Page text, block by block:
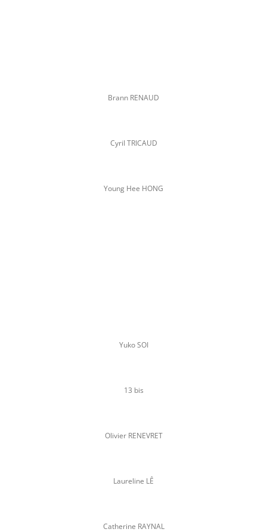
Brann RENAUD
Cyril TRICAUD
Young Hee HONG
Yuko SOI
13 bis
Olivier RENEVRET
Laureline LÊ
Catherine RAYNAL